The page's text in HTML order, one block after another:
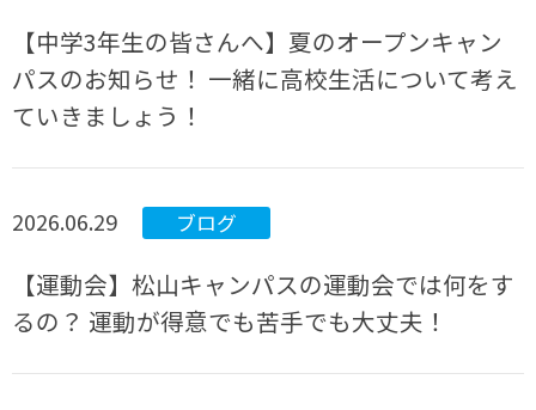
【中学3年生の皆さんへ】夏のオープンキャン
パスのお知らせ！ 一緒に高校生活について考え
ていきましょう！
2026.06.29 ブログ
【運動会】松山キャンパスの運動会では何をす
るの？ 運動が得意でも苦手でも大丈夫！